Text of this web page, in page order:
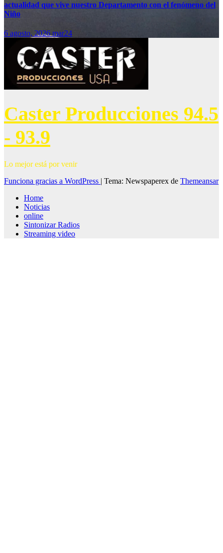
actualidad que vive nuestro Departamento con el fenómeno del
Niño
6 agosto, 2026mar24
Caster Producciones 94.5
- 93.9
Lo mejor está por venir
Funciona gracias a WordPress | Tema: Newspaperex de Themeansar
Home
Noticias
online
Sintonizar Radios
Streaming video